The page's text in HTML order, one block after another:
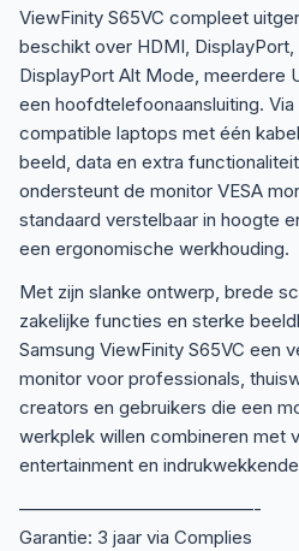
ViewFinity S65VC compleet
beschikt over HDMI,
DisplayPort Alt Mode, meerdere
een hoofdtelefoonaansluiting. Via
compatible laptops met één
beeld, data en extra
ondersteunt de monitor VESA
standaard verstelbaar in hoogte
een ergonomische werkhouding.
Met zijn slanke ontwerp, brede
zakelijke functies en sterke
Samsung ViewFinity S65VC een
monitor voor professionals,
creators en gebruikers die een
werkplek willen combineren met
entertainment en
—————————————-
Garantie: 3 jaar via Complies